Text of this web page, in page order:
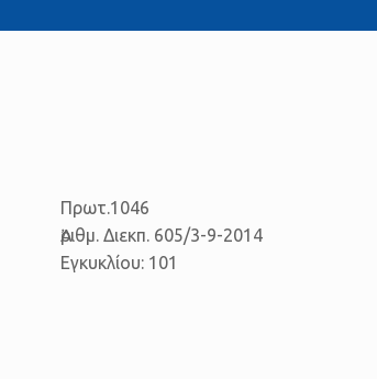
Πρωτ.1046
Ἀριθμ. Διεκπ. 605/3-9-2014
Εγκυκλίου: 101